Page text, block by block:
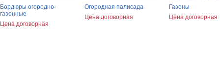
Бордюры огородно-
газонные
Цена договорная
Огородная палисада
Цена договорная
Газоны
Цена договорная